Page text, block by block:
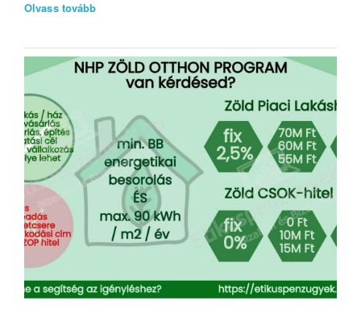
Olvass tovább